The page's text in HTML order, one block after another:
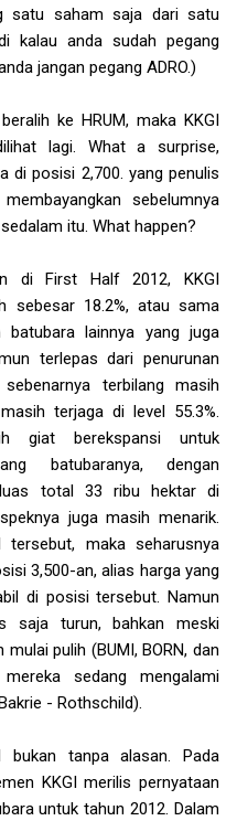
satu saham saja dari satu
kalau anda sudah pegang
jangan pegang ADRO.)
ke HRUM, maka KKGI
lagi. What a surprise,
di posisi 2,700. yang penulis
sebelumnya
itu. What happen?
di First Half 2012, KKGI
sebesar 18.2%, atau sama
batubara lainnya yang juga
terlepas dari penurunan
terbilang masih
terjaga di level 55.3%.
giat berekspansi untuk
batubaranya, dengan
total 33 ribu hektar di
juga masih menarik.
tersebut, maka seharusnya
3,500-an, alias harga yang
di posisi tersebut. Namun
saja turun, bahkan meski
pulih (BUMI, BORN, dan
sedang mengalami
- Rothschild).
bukan tanpa alasan. Pada
KKGI merilis pernyataan
untuk tahun 2012. Dalam